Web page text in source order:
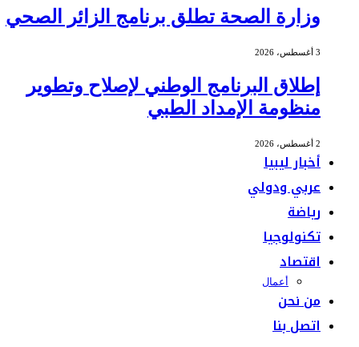
وزارة الصحة تطلق برنامج الزائر الصحي
إطلاق البرنامج الوطني لإصلاح وتطوير
منظومة الإمداد الطبي
أخبار ليبيا
عربي ودولي
رياضة
تكنولوجيا
اقتصاد
أعمال
من نحن
اتصل بنا